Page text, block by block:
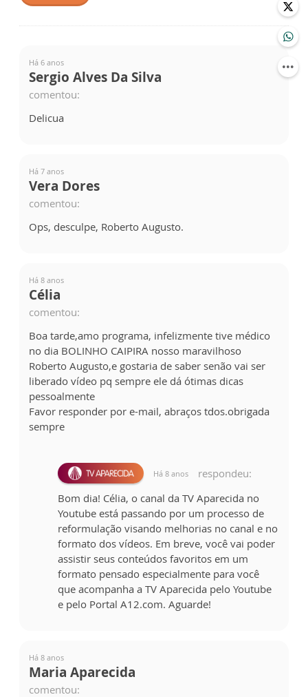
Há 6 anos
Sergio Alves Da Silva
comentou:
Delicua
Há 7 anos
Vera Dores
comentou:
Ops, desculpe, Roberto Augusto.
Há 8 anos
Célia
comentou:
Boa tarde,amo programa, infelizmente tive médico
no dia BOLINHO CAIPIRA nosso maravilhoso
Roberto Augusto,e gostaria de saber senão vai ser
liberado vídeo pq sempre ele dá ótimas dicas
pessoalmente
Favor responder por e-mail, abraços tdos.obrigada
sempre
Há 8 anos
respondeu:
Bom dia! Célia, o canal da TV Aparecida no
Youtube está passando por um processo de
reformulação visando melhorias no canal e no
formato dos vídeos. Em breve, você vai poder
assistir seus conteúdos favoritos em um
formato pensado especialmente para você
que acompanha a TV Aparecida pelo Youtube
e pelo Portal A12.com. Aguarde!
Há 8 anos
Maria Aparecida
comentou: